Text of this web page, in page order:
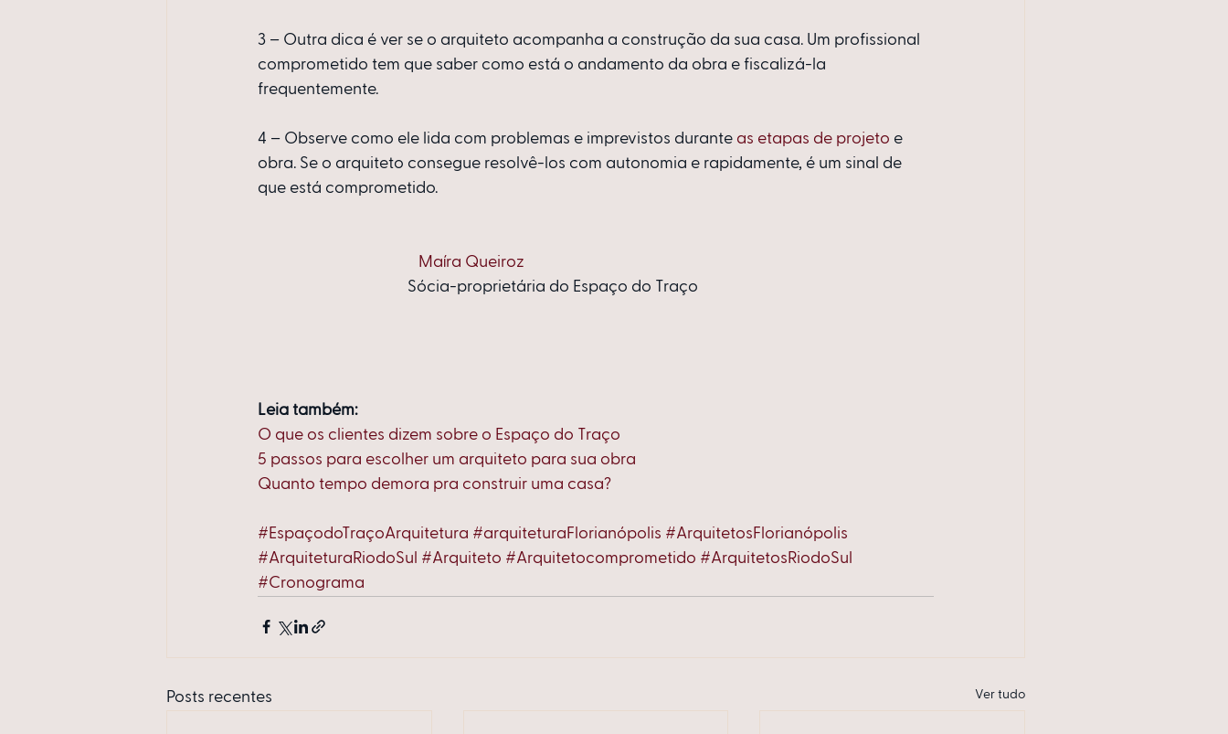
3 – Outra dica é ver se o arquiteto acompanha a construção da sua casa. Um profissional
comprometido tem que saber como está o andamento da obra e fiscalizá-la
frequentemente.
4 – Observe como ele lida com problemas e imprevistos durante as etapas de projeto e
obra. Se o arquiteto consegue resolvê-los com autonomia e rapidamente, é um sinal de
que está comprometido.
Maíra Queiroz
Sócia-proprietária do Espaço do Traço
Leia também:
O que os clientes dizem sobre o Espaço do Traço
5 passos para escolher um arquiteto para sua obra
Quanto tempo demora pra construir uma casa?
#EspaçodoTraçoArquitetura #arquiteturaFlorianópolis #ArquitetosFlorianópolis
#ArquiteturaRiodoSul #Arquiteto #Arquitetocomprometido #ArquitetosRiodoSul
#Cronograma
Posts recentes Ver tudo